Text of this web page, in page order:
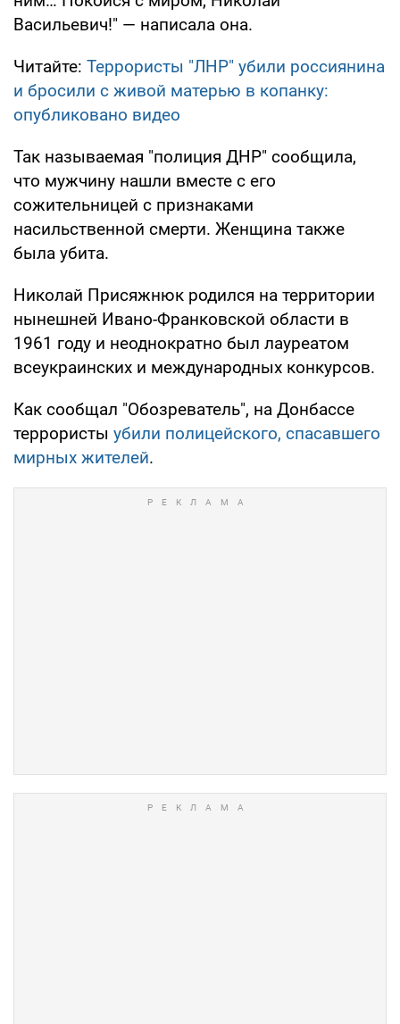
Васильевич!" — написала она.
Читайте: Террористы "ЛНР" убили россиянина
и бросили с живой матерью в копанку:
опубликовано видео
Так называемая "полиция ДНР" сообщила,
что мужчину нашли вместе с его
сожительницей с признаками
насильственной смерти. Женщина также
была убита.
Николай Присяжнюк родился на территории
нынешней Ивано-Франковской области в
1961 году и неоднократно был лауреатом
всеукраинских и международных конкурсов.
Как сообщал "Обозреватель", на Донбассе
террористы убили полицейского, спасавшего
мирных жителей.